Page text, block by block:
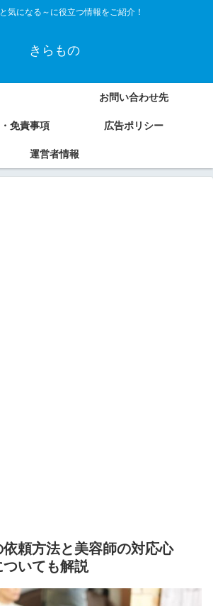
気になる～に役立つ情報をご紹介！
きらもの
お問い合わせ先
免責事項 広告ポリシー
運営者情報
頼方法と美容師の対応心
いても解説